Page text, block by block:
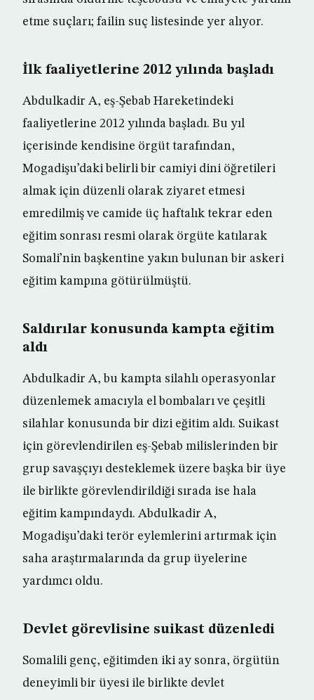
etme suçları; failin suç listesinde yer alıyor.
İlk faaliyetlerine 2012 yılında başladı
Abdulkadir A, eş-Şebab Hareketindeki
faaliyetlerine 2012 yılında başladı. Bu yıl
içerisinde kendisine örgüt tarafından,
Mogadişu’daki belirli bir camiyi dini öğretileri
almak için düzenli olarak ziyaret etmesi
emredilmiş ve camide üç haftalık tekrar eden
eğitim sonrası resmi olarak örgüte katılarak
Somali’nin başkentine yakın bulunan bir askeri
eğitim kampına götürülmüştü.
Saldırılar konusunda kampta eğitim
aldı
Abdulkadir A, bu kampta silahlı operasyonlar
düzenlemek amacıyla el bombaları ve çeşitli
silahlar konusunda bir dizi eğitim aldı. Suikast
için görevlendirilen eş-Şebab milislerinden bir
grup savaşçıyı desteklemek üzere başka bir üye
ile birlikte görevlendirildiği sırada ise hala
eğitim kampındaydı. Abdulkadir A,
Mogadişu’daki terör eylemlerini artırmak için
saha araştırmalarında da grup üyelerine
yardımcı oldu.
Devlet görevlisine suikast düzenledi
Somalili genç, eğitimden iki ay sonra, örgütün
deneyimli bir üyesi ile birlikte devlet